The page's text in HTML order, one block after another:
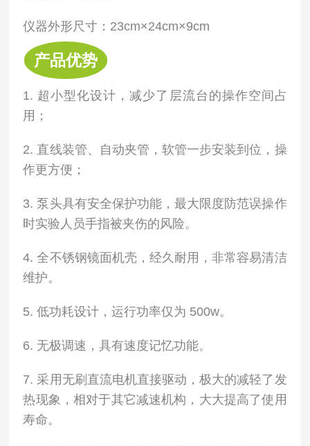
仪器外形尺寸：23cm×24cm×9cm
产品优势
1. 超小型化设计，减少了层流台的操作空间占
用；
2. 直线装管、自动夹管，软管一步安装到位，操
作更方便；
3. 泵头具有安全保护功能，最大限度防范误操作
时实验人员手指被夹伤的风险。
4. 全不锈钢镜面机壳，经久耐用，非常容易清洁
维护。
5. 低功耗设计，运行功率仅为 500w。
6. 无极调速，具有速度记忆功能。
7. 采用无刷直流电机直接驱动，极大的减轻了发
热现象，相对于其它减速机构，大大提高了使用
寿命。